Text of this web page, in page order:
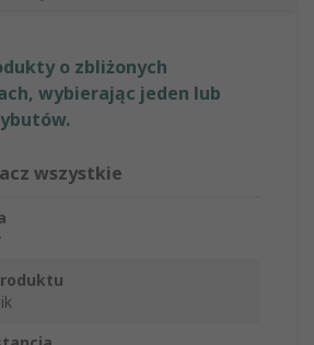
o zbliżonych
wybierając jeden lub
wszystkie